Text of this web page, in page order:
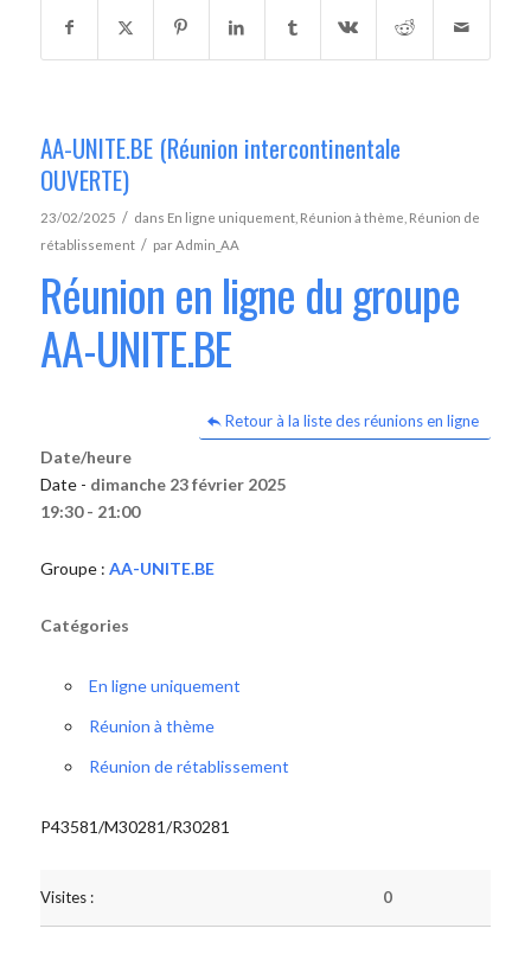
AA-UNITE.BE (Réunion intercontinentale
OUVERTE)
23/02/2025 / dans En ligne uniquement, Réunion à thème Réunion de
rétablissement / parAdmin_AA
Réunion en ligne du groupe
AA-UNITE.BE
Retour à la liste des réunions en ligne
Date/heure
Date - dimanche 23 février 2025
19:30 - 21:00
Groupe : AA-UNITE.BE
Catégories
En ligne uniquement
Réunion à thème
Réunion de rétablissement
P43581/M30281/R30281
Visites : 0